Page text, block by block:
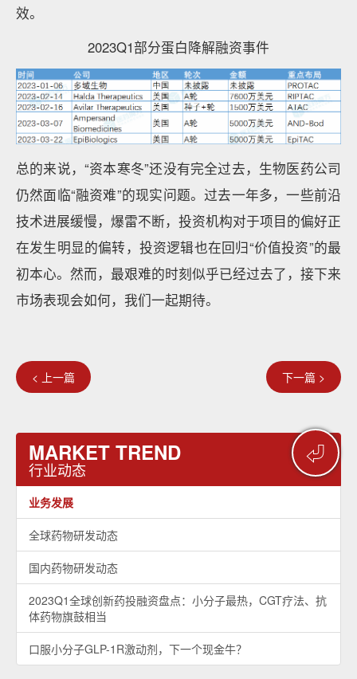
⏎
效。
2023Q1部分蛋白降解融资事件
总的来说，“资本寒冬”还没有完全过去，生物医药公司
仍然面临“融资难”的现实问题。过去一年多，一些前沿
技术进展缓慢，爆雷不断，投资机构对于项目的偏好正
在发生明显的偏转，投资逻辑也在回归“价值投资”的最
初本心。然而，最艰难的时刻似乎已经过去了，接下来
市场表现会如何，我们一起期待。
< 上一篇 下一篇 >
MARKET TREND
行业动态
业务发展
全球药物研发动态
国内药物研发动态
2023Q1全球创新药投融资盘点：小分子最热，CGT疗法、抗
体药物旗鼓相当
口服小分子GLP-1R激动剂，下一个现金牛？